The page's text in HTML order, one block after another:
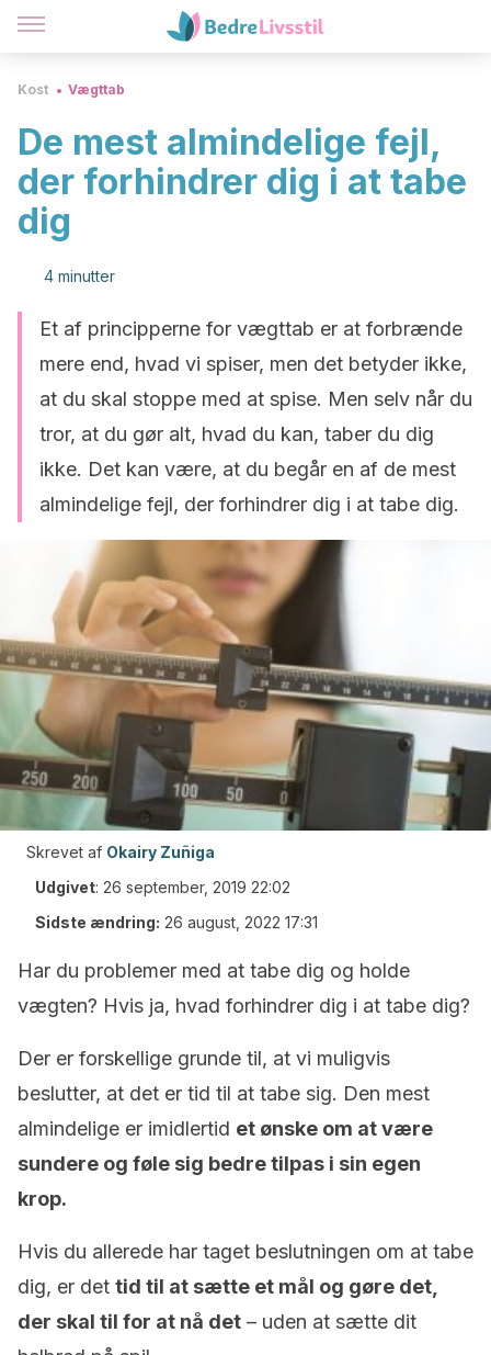
Kost Vægttab
De mest almindelige fejl,
der forhindrer dig i at tabe
dig
4 minutter
Et af principperne for vægttab er at forbrænde
mere end, hvad vi spiser, men det betyder ikke,
at du skal stoppe med at spise. Men selv når du
tror, at du gør alt, hvad du kan, taber du dig
ikke. Det kan være, at du begår en af de mest
almindelige fejl, der forhindrer dig i at tabe dig.
Skrevet af Okairy Zuñiga
Udgivet: 26 september, 2019 22:02
Sidste ændring: 26 august, 2022 17:31
Har du problemer med at tabe dig og holde
vægten? Hvis ja, hvad forhindrer dig i at tabe dig?
Der er forskellige grunde til, at vi muligvis
beslutter, at det er tid til at tabe sig. Den mest
almindelige er imidlertid et ønske om at være
sundere og føle sig bedre tilpas i sin egen
krop.
Hvis du allerede har taget beslutningen om at tabe
dig, er det tid til at sætte et mål og gøre det,
der skal til for at nå det – uden at sætte dit